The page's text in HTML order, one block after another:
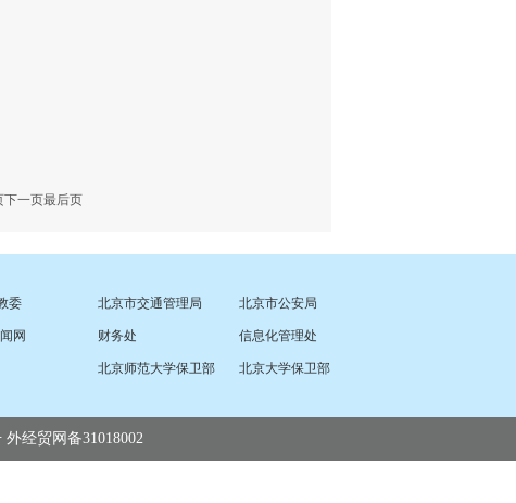
下一页最后页
北京市公安局
北京市交通管理局
委
信息化管理处
财务处
网
北京大学保卫部
北京师范大学保卫部
经贸网备31018002